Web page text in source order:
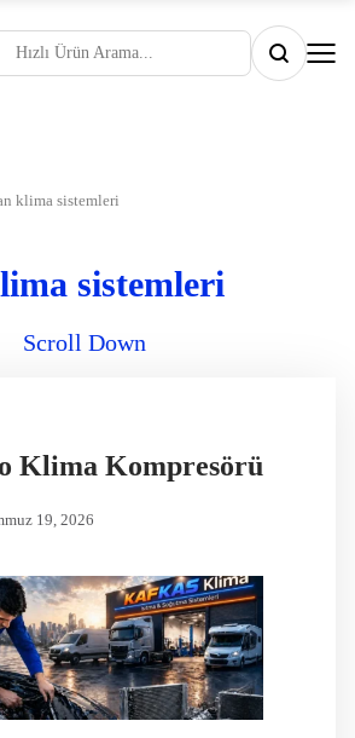
klima sistemleri
sistemleri
Scroll Down
Klima Kompresörü
19, 2026